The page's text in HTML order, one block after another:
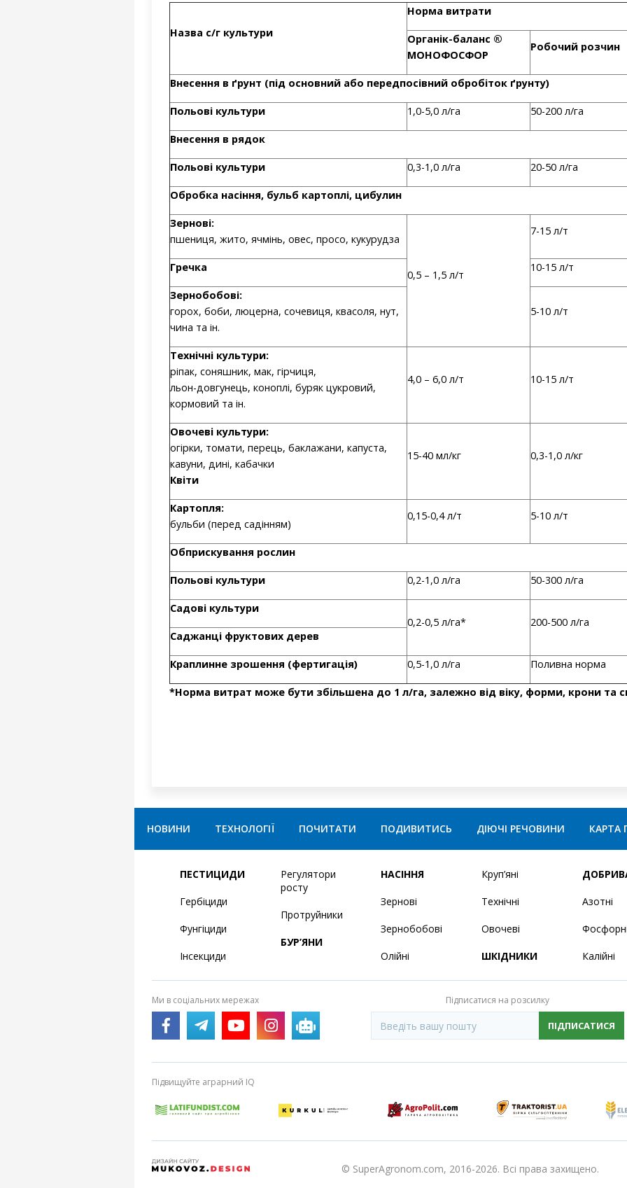
Назва с/г культури
Норма витрати
Органік-баланс ®
МОНОФОСФОР
Робочий розчин
Внесення в ґрунт (під основний або передпосівний обробіток ґрунту)
Польові культури 1,0-5,0 л/га 50-200 л/га
Внесення в рядок
Польові культури 0,3-1,0 л/га 20-50 л/га
Обробка насіння, бульб картоплі, цибулин
Зернові:
пшениця, жито, ячмінь, овес, просо, кукурудза
0,5 – 1,5 л/т
7-15 л/т
Гречка 10-15 л/т
Зернобобові:
горох, боби, люцерна, сочевиця, квасоля, нут,
чина та ін.
5-10 л/т
Технічні культури:
ріпак, соняшник, мак, гірчиця,
льон-довгунець, коноплі, буряк цукровий,
кормовий та ін.
4,0 – 6,0 л/т 10-15 л/т
Овочеві культури:
огірки, томати, перець, баклажани, капуста,
кавуни, дині, кабачки
Квіти
15-40 мл/кг 0,3-1,0 л/кг
Картопля:
бульби (перед садінням)
0,15-0,4 л/т 5-10 л/т
Обприскування рослин
Польові культури 0,2-1,0 л/га 50-300 л/га
Садові культури
0,2-0,5 л/га*
200-500 л/га
Саджанці фруктових дерев
Краплинне зрошення (фертигація) 0,5-1,0 л/га Поливна норма
*Норма витрат може бути збільшена до 1 л/га, залежно від віку, форми, крони та
НОВИНИ ТЕХНОЛОГІЇ ПОЧИТАТИ ПОДИВИТИСЬ ДІЮЧІ РЕЧОВИНИ КАРТА
ПЕСТИЦИДИ
Гербіциди
Фунгіциди
Інсекциди
Регулятори
росту
Протруйники
БУР’ЯНИ
НАСІННЯ
Зернові
Зернобобові
Олійні
Круп’яні
Технічні
Овочеві
ШКІДНИКИ
Азотні
Калійні
Ми в соціальних мережах Підписатися на розсилку
ПІДПИСАТИСЯ
Підвищуйте аграрний IQ
© SuperAgronom.com, 2016-2026. Всі права захищено.